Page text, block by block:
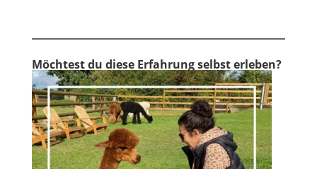
Möchtest du diese Erfahrung selbst erleben?